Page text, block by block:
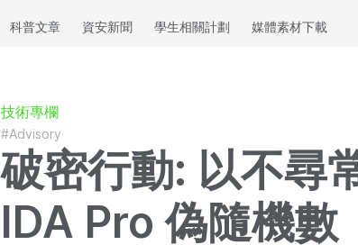
科普文章 資安新聞 學生相關計劃 媒體素材下載
技術專欄
#Advisory
破密行動: 以不尋
IDA Pro 偽隨機數